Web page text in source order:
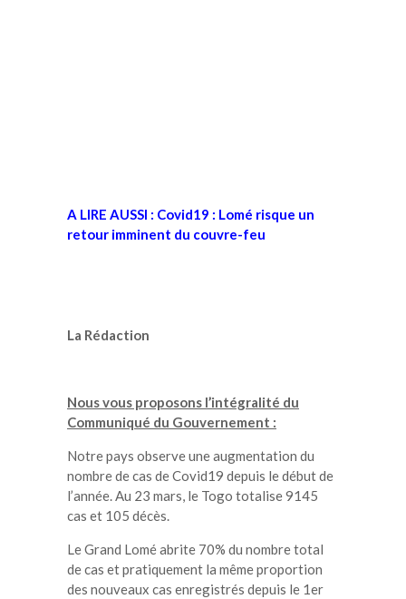
A LIRE AUSSI : Covid19 : Lomé risque un
retour imminent du couvre-feu
La Rédaction
Nous vous proposons l’intégralité du
Communiqué du Gouvernement :
Notre pays observe une augmentation du
nombre de cas de Covid19 depuis le début de
l’année. Au 23 mars, le Togo totalise 9145
cas et 105 décès.
Le Grand Lomé abrite 70% du nombre total
de cas et pratiquement la même proportion
des nouveaux cas enregistrés depuis le 1er